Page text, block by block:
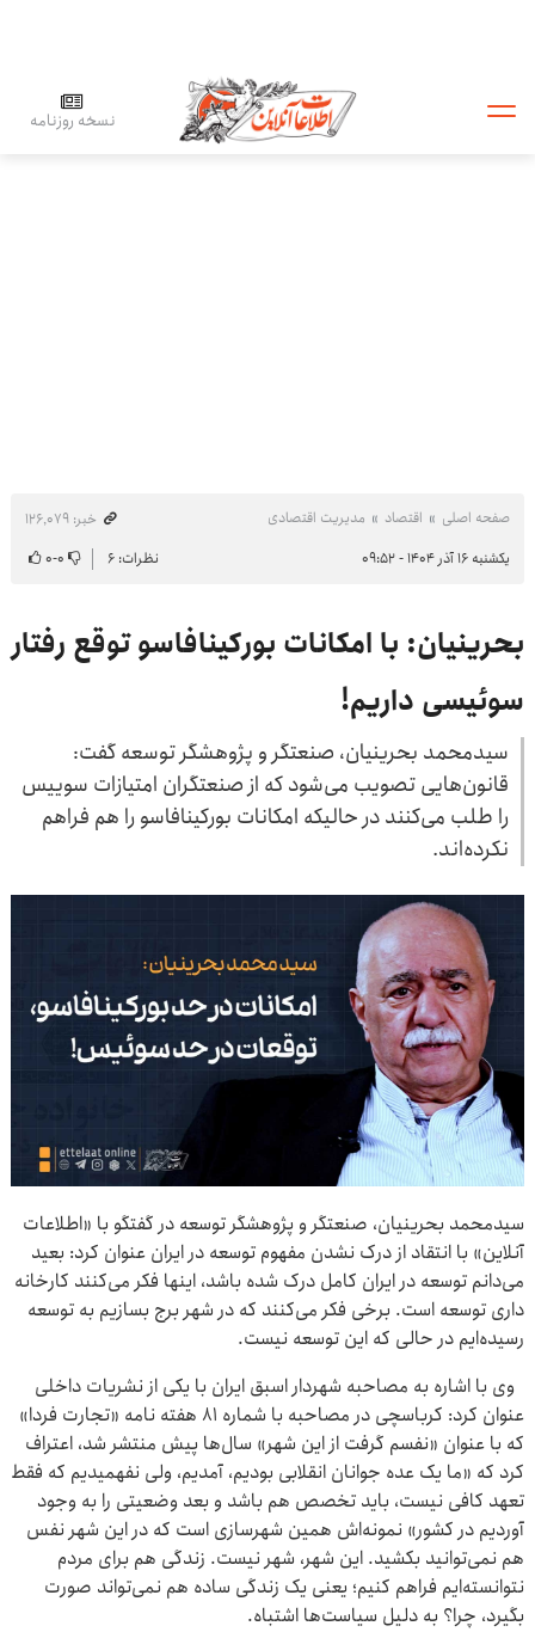
نسخه روزنامه
صفحه اصلی اقتصاد مدیریت اقتصادی
خبر: ۱۲۶٬۰۷۹
یکشنبه ۱۶ آذر ۱۴۰۴ - ۰۹:۵۲
نظرات: ۶ ۰-۰
بحرینیان: با امکانات بورکینافاسو توقع رفتار
سوئیسی داریم!
سیدمحمد بحرینیان، صنعتگر و پژوهشگر توسعه گفت:‌
قانون‌هایی تصویب می‌شود که از صنعتگران امتیازات سوییس
را طلب می‌کنند در حالیکه امکانات بورکینافاسو را هم فراهم
نکرده‌اند.
سیدمحمد بحرینیان، صنعتگر و پژوهشگر توسعه در گفتگو با «اطلاعات
آنلاین» با انتقاد از درک نشدن مفهوم توسعه در ایران عنوان کرد: بعید
می‌دانم توسعه در ایران کامل درک شده باشد، اینها فکر می‌کنند کارخانه
داری توسعه است. برخی فکر می‌کنند که در شهر برج بسازیم به توسعه
رسیده‌ایم در حالی که این توسعه نیست.
وی با اشاره به مصاحبه شهردار اسبق ایران با یکی از نشریات داخلی
عنوان کرد: کرباسچی در مصاحبه با شماره ۸۱ هفته نامه «تجارت فردا»
که با عنوان «نفسم گرفت از این شهر» سال‌ها پیش منتشر شد، اعتراف
کرد که «ما یک عده جوانان انقلابی بودیم، آمدیم، ولی نفهمیدیم که فقط
تعهد کافی نیست، باید تخصص هم باشد و بعد وضعیتی را به وجود
آوردیم در کشور» نمونه‌اش همین شهرسازی است که در این شهر نفس
هم نمی‌توانید بکشید. این شهر، شهر نیست. زندگی هم برای مردم
نتوانسته‌ایم فراهم کنیم؛ یعنی یک زندگی ساده هم نمی‌تواند صورت
بگیرد، چرا؟ به دلیل سیاست‌ها اشتباه.